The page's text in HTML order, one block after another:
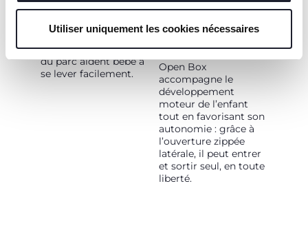
Utiliser uniquement les cookies nécessaires
Les poignées placées
sur les quatre côtés
du parc aident bébé à
se lever facilement.
GAGNER EN
AUTONOMIE
Open Box
accompagne le
développement
moteur de l’enfant
tout en favorisant son
autonomie : grâce à
l’ouverture zippée
latérale, il peut entrer
et sortir seul, en toute
liberté.